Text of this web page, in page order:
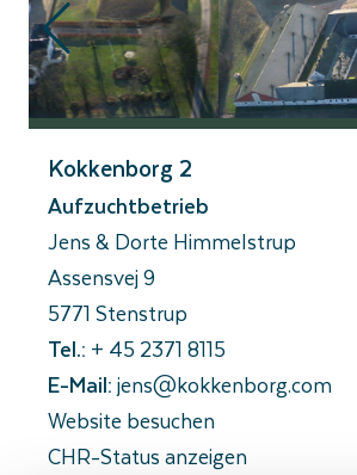
Kokkenborg 2
Aufzuchtbetrieb
Jens & Dorte Himmelstrup
Assensvej 9
5771 Stenstrup
Tel.: + 45 2371 8115
E-Mail:jens@kokkenborg.com
Website besuchen
CHR-Status anzeigen